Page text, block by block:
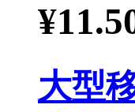
¥
大型